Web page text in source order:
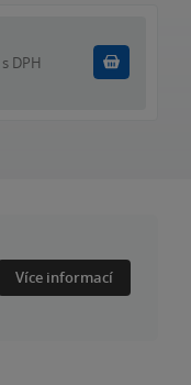
s DPH Koupit
Více informací